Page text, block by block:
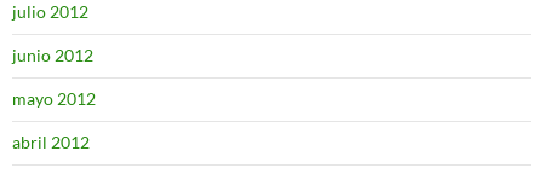
julio 2012
junio 2012
mayo 2012
abril 2012